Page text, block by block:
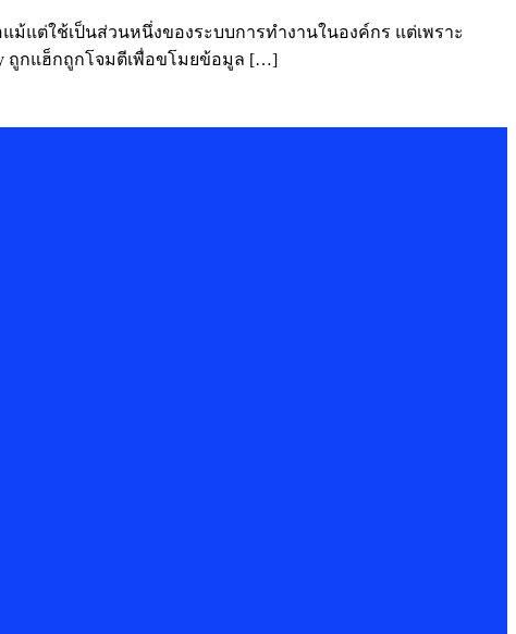
แต่ใช้เป็นส่วนหนึ่งของระบบการทำงานในองค์กร แต่เพราะ
ถูกแฮ็กถูกโจมตีเพื่อขโมยข้อมูล […]